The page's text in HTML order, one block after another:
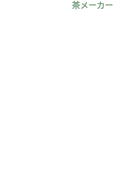
茶メーカー